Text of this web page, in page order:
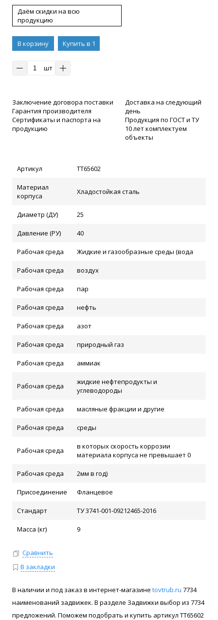
Даём скидки на всю
продукцию
В корзину
Купить в 1
шт
Заключение договора поставки
Гарантия производителя
Сертификаты и паспорта на
продукцию
Доставка на следующий
день
Продукция по ГОСТ и ТУ
10 лет комплектуем
объекты
Артикул ТТ65602
Материал
корпуса
Хладостойкая сталь
Диаметр (ДУ) 25
Давление (РУ) 40
Рабочая среда Жидкие и газообразные среды (вода
Рабочая среда воздух
Рабочая среда пар
Рабочая среда нефть
Рабочая среда азот
Рабочая среда природный газ
Рабочая среда аммиак
Рабочая среда
жидкие нефтепродукты и
углеводороды
Рабочая среда масляные фракции и другие
Рабочая среда среды
Рабочая среда
в которых скорость коррозии
материала корпуса не превышает 0
Рабочая среда 2мм в год)
Присоединение Фланцевое
Стандарт ТУ 3741-001-09212465-2016
Масса (кг) 9
Сравнить
В закладки
В наличии и под заказ в интернет-магазине tovtrub.ru 7734
наименований задвижек. В разделе Задвижки выбор из 7734
предложений. Поможем подобрать и купить артикул ТТ65602